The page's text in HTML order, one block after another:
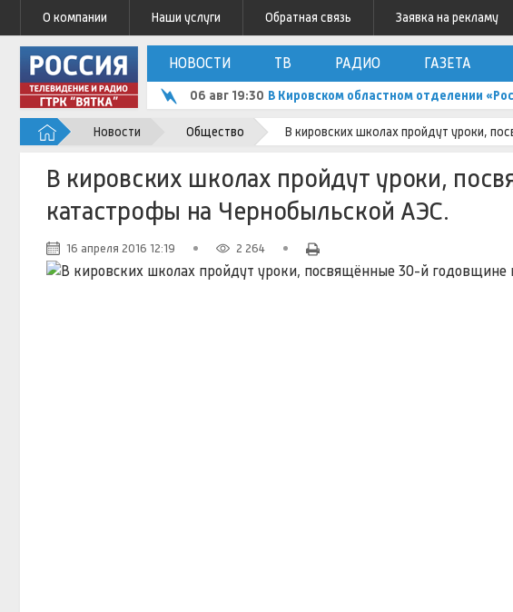
О компании Наши услуги Обратная связь Заявка на рекламу
НОВОСТИ ТВ РАДИО ГАЗЕТА
06 авг 19:30 В Кировском областном отделении
Новости Общество В кировских школах пройдут уроки,
В кировских школах пройдут уроки,
катастрофы на Чернобыльской АЭС.
16 апреля 2016 12:19 2 264